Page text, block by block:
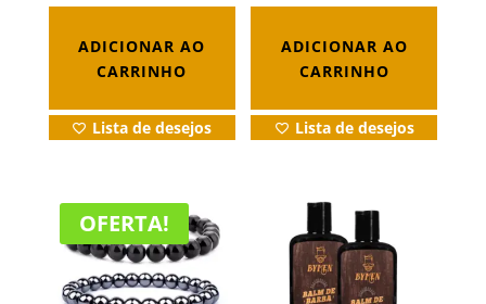
ADICIONAR AO
CARRINHO
Lista de desejos
ADICIONAR AO
CARRINHO
Lista de desejos
OFERTA!
Este
produto
tem
várias
produto
várias